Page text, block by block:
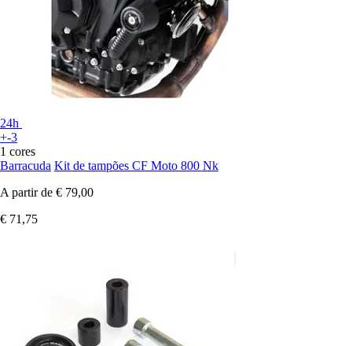
24h
+-3
1 cores
Barracuda Kit de tampões CF Moto 800 Nk
A partir de € 79,00
€ 71,75